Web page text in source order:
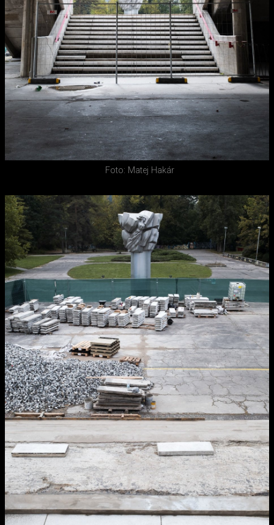
Foto: Matej Hakár